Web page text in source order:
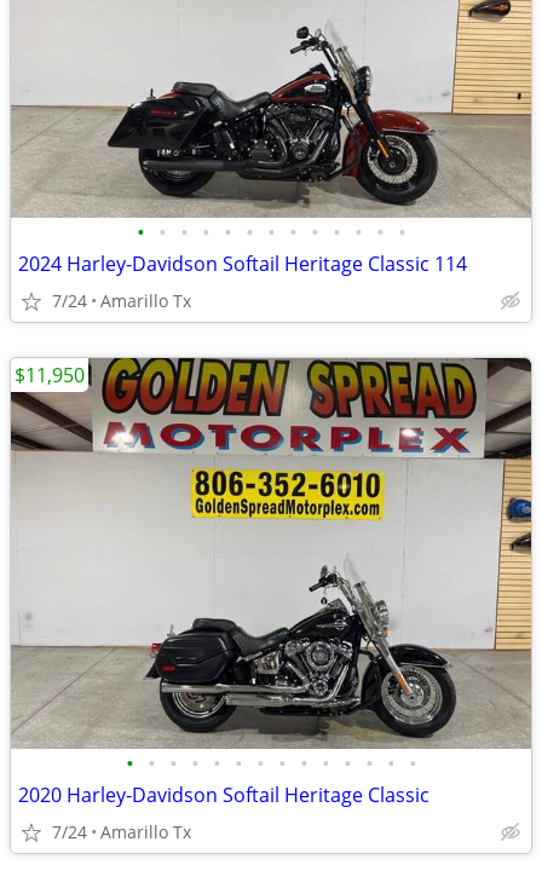
• • • • • • • • • • • • •
2024 Harley-Davidson Softail Heritage Classic 114
7/24 Amarillo Tx
• • • • • • • • • • • • • •
2020 Harley-Davidson Softail Heritage Classic
7/24 Amarillo Tx
$11,950